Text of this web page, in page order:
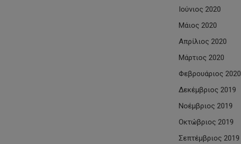
Ιούνιος 2020
Μάιος 2020
Απρίλιος 2020
Μάρτιος 2020
Φεβρουάριος 2020
Δεκέμβριος 2019
Νοέμβριος 2019
Οκτώβριος 2019
Σεπτέμβριος 2019